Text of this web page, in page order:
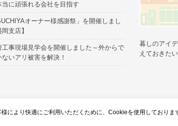
当に頑張れる会社を目指す
オーナー様感謝祭」を開催しまし
支店】
工事現場見学会を開催しました～外からで
ないアリ被害を解決！
暮しのアイ
えておきた
により快適にご利用いただくために、Cookieを使用しておりま